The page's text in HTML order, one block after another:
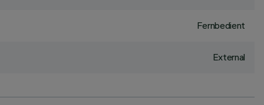
Fernbedient
External